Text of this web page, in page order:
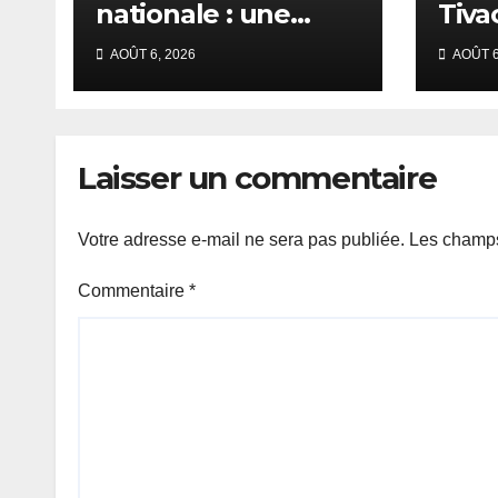
nationale : une
session
extraordinaire
convoquée le 10
d’enquête à l’ordre
AOÛT 6, 2026
du
AOÛT
Laisser un commentaire
Votre adresse e-mail ne sera pas publiée. Les
Commentaire *